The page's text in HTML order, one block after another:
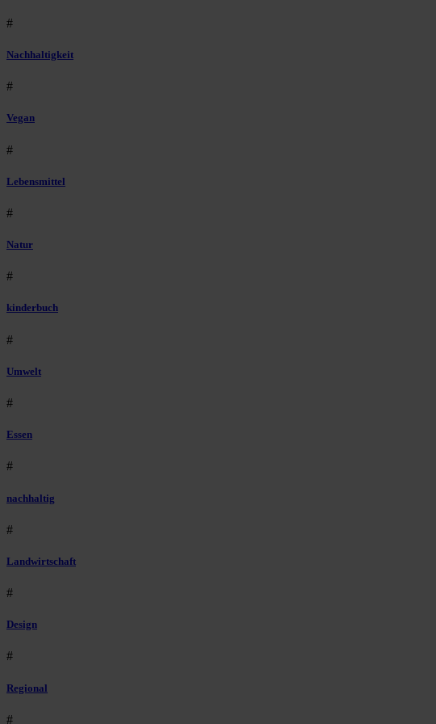
#
Nachhaltigkeit
#
Vegan
#
Lebensmittel
#
Natur
#
kinderbuch
#
Umwelt
#
Essen
#
nachhaltig
#
Landwirtschaft
#
Design
#
Regional
#